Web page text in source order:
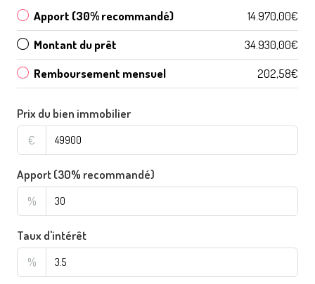
Apport (30% recommandé)
14.970,00€
Montant du prêt
34.930,00€
Remboursement mensuel
202,58€
Prix du bien immobilier
€
Apport (30% recommandé)
%
Taux d'intérêt
%